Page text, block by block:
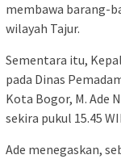
membawa barang-
wilayah Tajur.
Sementara itu,
pada Dinas
Kota Bogor, M. Ade
sekira pukul 15.45
Ade menegaskan,